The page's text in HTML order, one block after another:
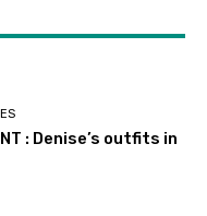
: Denise’s outfits in